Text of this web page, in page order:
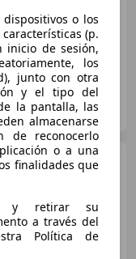
81 kW (110 CV)
i30 1.6 CRDi 110cv
Black Line
o los
(p.
inicio de sesión,
los
junto con otra
y el tipo del
la pantalla, las
almacenarse
reconocerlo
o a una
finalidades que
y retirar su
a través del
Política de